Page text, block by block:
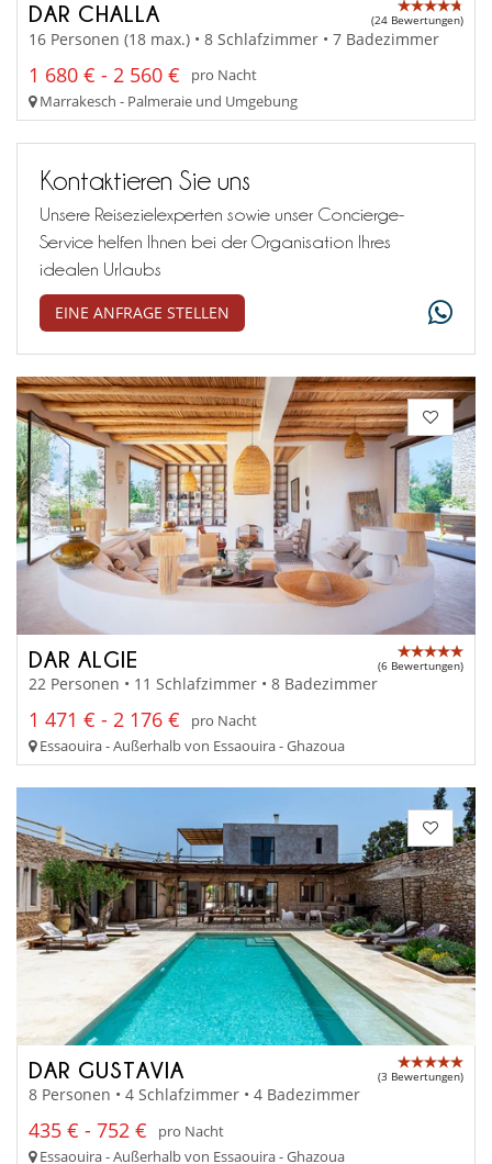
DAR CHALLA (24 Bewertungen)
16 Personen (18 max.) • 8 Schlafzimmer • 7 Badezimmer
1 680 € - 2 560 €
pro Nacht
Marrakesch - Palmeraie und Umgebung
Kontaktieren Sie uns
Unsere Reisezielexperten sowie unser Concierge-
Service helfen Ihnen bei der Organisation Ihres
idealen Urlaubs
EINE ANFRAGE STELLEN
DAR ALGIE (6 Bewertungen)
22 Personen • 11 Schlafzimmer • 8 Badezimmer
1 471 € - 2 176 €
pro Nacht
Essaouira - Außerhalb von Essaouira - Ghazoua
DAR GUSTAVIA (3 Bewertungen)
8 Personen • 4 Schlafzimmer • 4 Badezimmer
435 € - 752 €
pro Nacht
Essaouira - Außerhalb von Essaouira - Ghazoua